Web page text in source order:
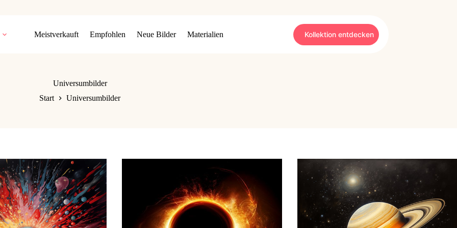
Meistverkauft Empfohlen Neue Bilder Materialien Kollektion entdecken
Universumbilder
Start
Universumbilder